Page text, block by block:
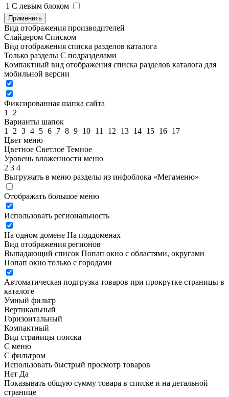
1 C левым блоком
Применить
Вид отображения производителей
Слайдером Списком
Вид отображения списка разделов каталога
Только разделы С подразделами
Компактный вид отображения списка разделов каталога для
мобильной версии
Фиксированная шапка сайта
1
2
Варианты шапок
1
2 3 4 5 6 7 8 9 10 11 12 13 14 15 16 17
Цвет меню
Цветное Светлое Темное
Уровень вложенности меню
2 3 4
Выгружать в меню разделы из инфоблока «Мегаменю»
Отображать большое меню
Использовать региональность
На одном домене На поддоменах
Вид отображения регионов
Выпадающий список Попап окно c областями, округами
Попап окно только с городами
Автоматическая подгрузка товаров при прокрутке страницы в
каталоге
Умный фильтр
Вертикальный
Горизонтальный
Компактный
Вид страницы поиска
С меню
С фильтром
Использовать быстрый просмотр товаров
Нет Да
Показывать общую сумму товара в списке и на детальной
странице